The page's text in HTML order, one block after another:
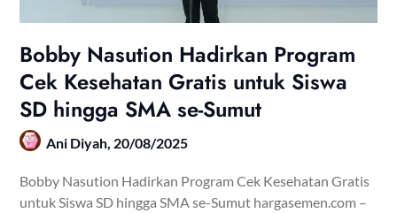
Bobby Nasution Hadirkan Program
Cek Kesehatan Gratis untuk Siswa
SD hingga SMA se-Sumut
Ani Diyah, 20/08/2025
Bobby Nasution Hadirkan Program Cek Kesehatan Gratis
untuk Siswa SD hingga SMA se-Sumut hargasemen.com –